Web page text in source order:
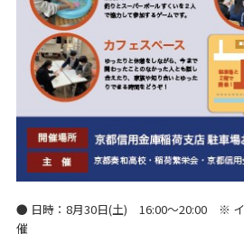
● 日時：8月30日(土) 16:00～20:00 ※ イ
催